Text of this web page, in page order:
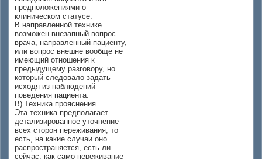
предположениями о
клиническом статусе.
В направленной технике
возможен внезапный вопрос
врача, направленный пациенту,
или вопрос внешне вообще не
имеющий отношения к
предыдущему разговору, но
который следовало задать
исходя из наблюдений
поведения пациента.
В) Техника прояснения
Эта техника предполагает
детализированное уточнение
всех сторон переживания, то
есть, на какие случаи оно
распространяется, есть ли
сейчас, как само переживание